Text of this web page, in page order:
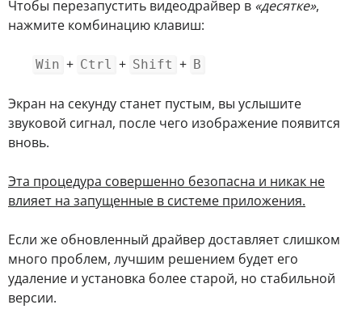
Чтобы перезапустить видеодрайвер в «десятке»,
нажмите комбинацию клавиш:
Win + Ctrl + Shift + B
Экран на секунду станет пустым, вы услышите
звуковой сигнал, после чего изображение появится
вновь.
Эта процедура совершенно безопасна и никак не
влияет на запущенные в системе приложения.
Если же обновленный драйвер доставляет слишком
много проблем, лучшим решением будет его
удаление и установка более старой, но стабильной
версии.